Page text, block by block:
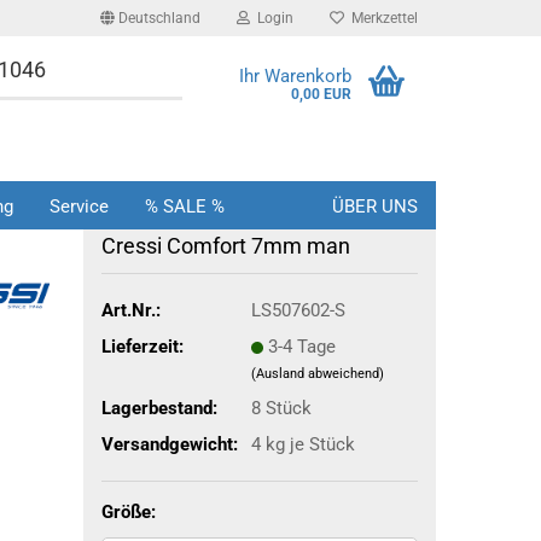
Deutschland Login Merkzettel
Ihr Warenkorb
0,00 EUR
Service % SALE % ÜBER UNS
Cressi Comfort 7mm man
Art.Nr.:
LS507602-S
Lieferzeit:
3-4 Tage
(Ausland abweichend)
Lagerbestand: 8 Stück
Versandgewicht:
4kg je Stück
Größe: